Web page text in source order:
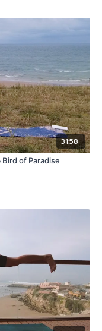
31:58
of Paradise